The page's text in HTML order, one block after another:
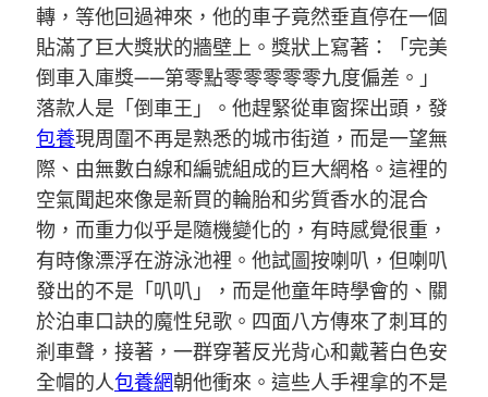
轉，等他回過神來，他的車子竟然垂直停在一個
貼滿了巨大獎狀的牆壁上。獎狀上寫著：「完美
倒車入庫獎——第零點零零零零零九度偏差。」
落款人是「倒車王」。他趕緊從車窗探出頭，發
包養現周圍不再是熟悉的城市街道，而是一望無
際、由無數白線和編號組成的巨大網格。這裡的
空氣聞起來像是新買的輪胎和劣質香水的混合
物，而重力似乎是隨機變化的，有時感覺很重，
有時像漂浮在游泳池裡。他試圖按喇叭，但喇叭
發出的不是「叭叭」，而是他童年時學會的、關
於泊車口訣的魔性兒歌。四面八方傳來了刺耳的
剎車聲，接著，一群穿著反光背心和戴著白色安
全帽的人包養網朝他衝來。這些人手裡拿的不是